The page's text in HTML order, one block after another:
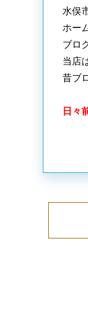
水俣
ホー
ブロ
当店
昔ブ
日々